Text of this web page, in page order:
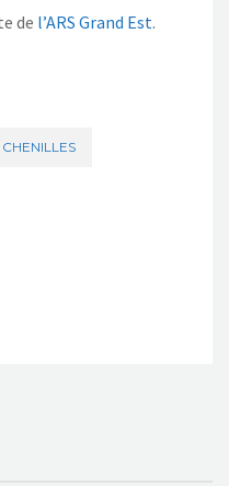
de l’ARS Grand Est.
CHENILLES